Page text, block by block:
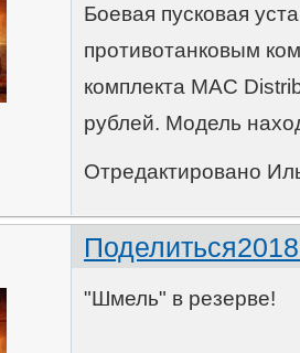
Боевая пусковая
противотанковым
комплекта MAC
рублей. Модель
Отредактировано
Поделиться
"Шмель" в резерве!